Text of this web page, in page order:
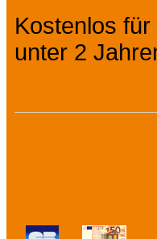
Kostenlos für
unter 2